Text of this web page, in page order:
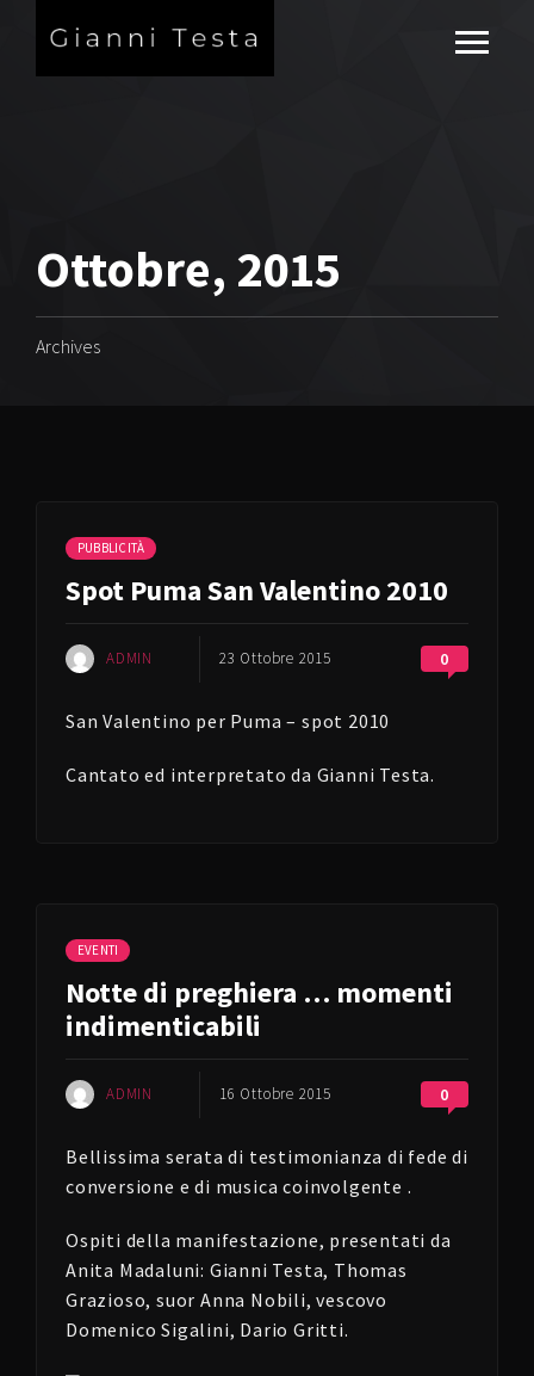
Ottobre, 2015
Archives
PUBBLICITÀ
Spot Puma San Valentino 2010
ADMIN 23 Ottobre 2015 0
San Valentino per Puma – spot 2010
Cantato ed interpretato da Gianni Testa.
EVENTI
Notte di preghiera … momenti
indimenticabili
ADMIN 16 Ottobre 2015 0
Bellissima serata di testimonianza di fede di
conversione e di musica coinvolgente .
Ospiti della manifestazione, presentati da
Anita Madaluni: Gianni Testa, Thomas
Grazioso, suor Anna Nobili, vescovo
Domenico Sigalini, Dario Gritti.